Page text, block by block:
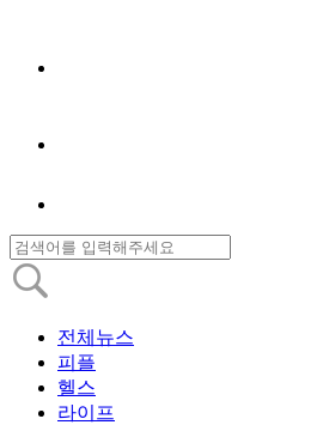
전체뉴스
피플
헬스
라이프